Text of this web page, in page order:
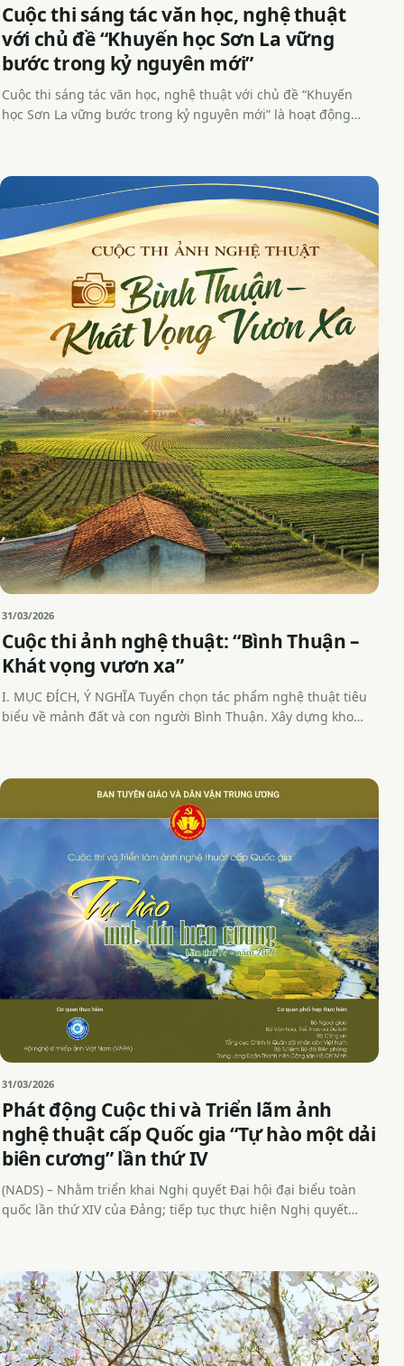
Cuộc thi sáng tác văn học, nghệ thuật
với chủ đề “Khuyến học Sơn La vững
bước trong kỷ nguyên mới”
Cuộc thi sáng tác văn học, nghệ thuật với chủ đề “Khuyến
học Sơn La vững bước trong kỷ nguyên mới” là hoạt động…
31/03/2026
Cuộc thi ảnh nghệ thuật: “Bình Thuận –
Khát vọng vươn xa”
I. MỤC ĐÍCH, Ý NGHĨA Tuyển chọn tác phẩm nghệ thuật tiêu
biểu về mảnh đất và con người Bình Thuận. Xây dựng kho…
31/03/2026
Phát động Cuộc thi và Triển lãm ảnh
nghệ thuật cấp Quốc gia “Tự hào một dải
biên cương” lần thứ IV
(NADS) – Nhằm triển khai Nghị quyết Đại hội đại biểu toàn
quốc lần thứ XIV của Đảng; tiếp tục thực hiện Nghị quyết…